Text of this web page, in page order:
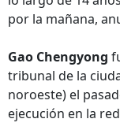
por la mañana,
Gao Chengyong
tribunal de la
noroeste) el
ejecución en la